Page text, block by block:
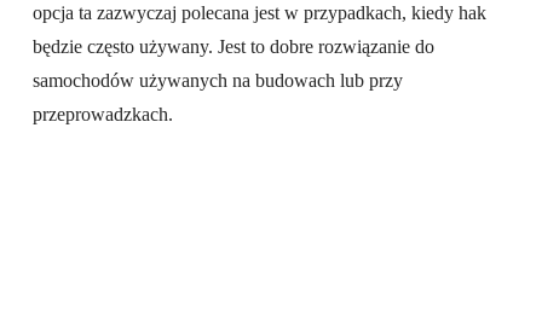
opcja ta zazwyczaj polecana jest w przypadkach, kiedy hak
będzie często używany. Jest to dobre rozwiązanie do
samochodów używanych na budowach lub przy
przeprowadzkach.